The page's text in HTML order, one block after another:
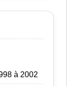
à 2002